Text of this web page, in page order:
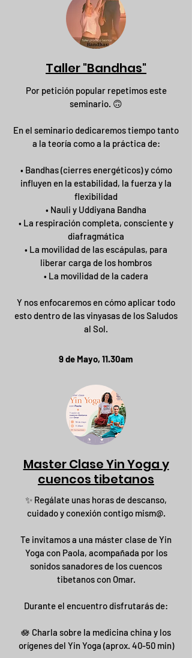
Taller "Bandhas"
Por petición popular repetimos este
seminario. 🙃
En el seminario dedicaremos tiempo tanto
a la teoría como a la práctica de:
• Bandhas (cierres energéticos) y cómo
influyen en la estabilidad, la fuerza y la
flexibilidad
• Nauli y Uddiyana Bandha
• La respiración completa, consciente y
diafragmática
• La movilidad de las escápulas, para
liberar carga de los hombros
• La movilidad de la cadera
Y nos enfocaremos en cómo aplicar todo
esto dentro de las vinyasas de los Saludos
al Sol.
9 de Mayo, 11.30am
Master Clase Yin Yoga y
cuencos tibetanos
✨ Regálate unas horas de descanso,
cuidado y conexión contigo mism@.
Te invitamos a una máster clase de Yin
Yoga con Paola, acompañada por los
sonidos sanadores de los cuencos
tibetanos con Omar.
Durante el encuentro disfrutarás de:
🪷 Charla sobre la medicina china y los
orígenes del Yin Yoga (aprox. 40-50 min)